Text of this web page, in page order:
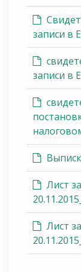
записи в
записи в
Лист
Лист